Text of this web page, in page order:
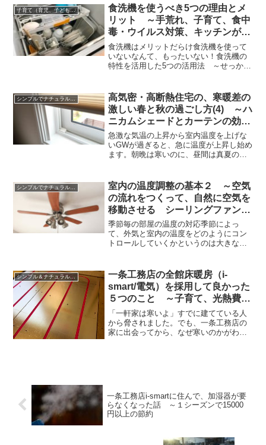
すが、通常のカウンターは高いので、天
板を低くし机の高さまで下...
子育て（育児、子どもの成長）環境を考えた家づくり、暮らしかた
食洗機を使うべき5つの理由とメ
リット ～手荒れ、子育て、食中
毒・ウイルス対策、キッチンがス
ッキリ！
食洗機はメリットだらけ食洗機を使って
いないなんて、もったいない！食洗機の
特性を活用した5つの活用法 ～せっかく
ば、メリットだらけです。特に、子育て
家庭などは、大活躍間違い...
高気密・高断熱住宅の、寒暖差の
激しい春と秋の過ごし方(4) ～ハ
ニカムシェードとカーテンの効果
的な使い方
急激な気温の上昇から室内温度を上げな
いGWが過ぎると、急に温度が上昇し始め
ます。朝晩は寒いのに、昼間は真夏のよ
になれば涼しいけれど残暑が厳しくなる
こともあります。こうし...
シンプルでナチュラルな暮らし（自然の原理を取り入れる）
室内の温度調整の基本２ ～空気
の流れをつくって、自然に空気を
移動させる シーリングファンや
サーキュレーターを使う
季節毎の部屋の温度の対応季節によっ
て、外気と室内の温度をどのようにコン
トロールしていくかというのは大きな課
も、うまくいかない。空気の温度で空気
が移動する特徴を知っておく...
シンプル＆ナチュラルなインテリアを楽しむ暮らし／ライフスタイル
一条工務店の全館床暖房（i-
smart/電気）を採用して良かった
５つのこと ～子育て、光熱費、
ストレス、着替え、安心
「一軒家は寒いよ」すでに建てている人
から脅されました。でも、一条工務店の
家に出会ってから、なぜ寒いのかがわか
一条工務店i-smartに住んで、加湿器が要
らなくなった話 ～１シーズンで15000
円以上の節約